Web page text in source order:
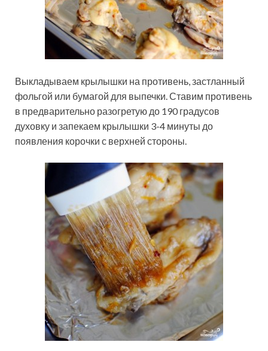
Выкладываем крылышки на противень, застланный
фольгой или бумагой для выпечки. Ставим противень
в предварительно разогретую до 190 градусов
духовку и запекаем крылышки 3-4 минуты до
появления корочки с верхней стороны.